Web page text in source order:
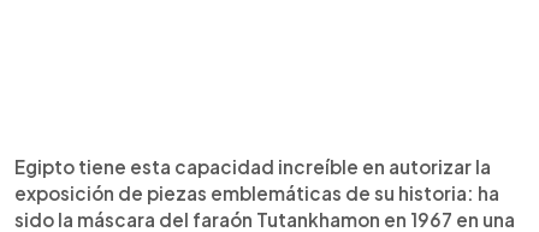
Egipto tiene esta capacidad increíble en autorizar la
exposición de piezas emblemáticas de su historia: ha
sido la máscara del faraón Tutankhamon en 1967 en una